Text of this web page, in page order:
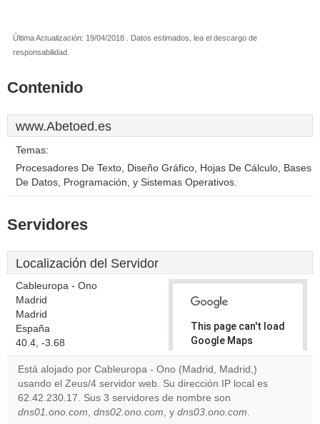
Última Actualización: 19/04/2018 . Datos estimados, lea el descargo de
responsabilidad.
Contenido
www.Abetoed.es
Temas:
Procesadores De Texto, Diseño Gráfico, Hojas De Cálculo, Bases
De Datos, Programación, y Sistemas Operativos.
Servidores
Localización del Servidor
Cableuropa - Ono
Madrid
Madrid
España
40.4, -3.68
This page can't load
Google Maps
correctly.
Do you
own this
website?
Está alojado por Cableuropa - Ono (Madrid, Madrid,)
usando el Zeus/4 servidor web. Su dirección IP local es
62.42.230.17. Sus 3 servidores de nombre son
dns01.ono.com, dns02.ono.com, y dns03.ono.com.